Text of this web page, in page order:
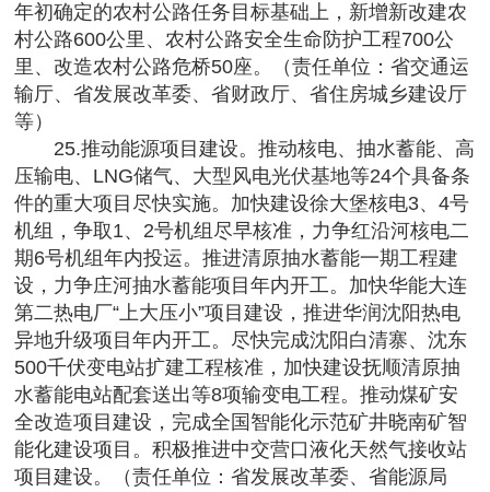
年初确定的农村公路任务目标基础上，新增新改建农
村公路600公里、农村公路安全生命防护工程700公
里、改造农村公路危桥50座。（责任单位：省交通运
输厅、省发展改革委、省财政厅、省住房城乡建设厅
等）
25.推动能源项目建设。推动核电、抽水蓄能、高
压输电、LNG储气、大型风电光伏基地等24个具备条
件的重大项目尽快实施。加快建设徐大堡核电3、4号
机组，争取1、2号机组尽早核准，力争红沿河核电二
期6号机组年内投运。推进清原抽水蓄能一期工程建
设，力争庄河抽水蓄能项目年内开工。加快华能大连
第二热电厂“上大压小”项目建设，推进华润沈阳热电
异地升级项目年内开工。尽快完成沈阳白清寨、沈东
500千伏变电站扩建工程核准，加快建设抚顺清原抽
水蓄能电站配套送出等8项输变电工程。推动煤矿安
全改造项目建设，完成全国智能化示范矿井晓南矿智
能化建设项目。积极推进中交营口液化天然气接收站
项目建设。（责任单位：省发展改革委、省能源局